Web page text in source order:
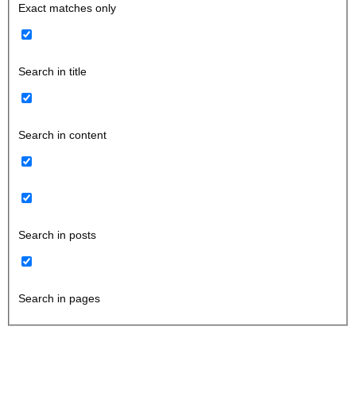
Exact matches only
Search in title
Search in content
Search in posts
Search in pages